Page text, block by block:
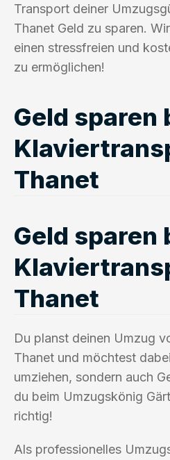
Transport deiner
Thanet Geld zu sparen.
einen stressfreien und
zu ermöglichen!
Geld sparen
Thanet
Geld sparen
Thanet
Du planst deinen Umzug
Thanet und möchtest
umziehen, sondern auch
du beim Umzugskönig
richtig!
Als professionelles